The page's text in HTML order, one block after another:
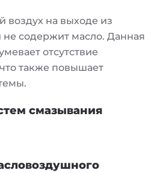
на выходе из
содержит масло. Данная
отсутствие
также повышает
смазывания